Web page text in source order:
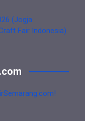
(Jogja
Fair Indonesia)